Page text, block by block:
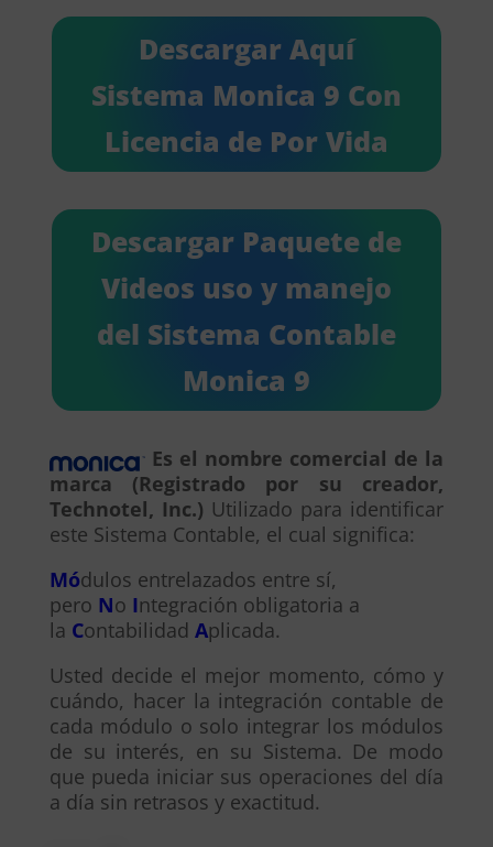
Descargar Aquí
Sistema Monica 9 Con
Licencia de Por Vida
Descargar Paquete de
Videos uso y manejo
del Sistema Contable
Monica 9
Es el nombre comercial de la
marca (Registrado por su creador,
Technotel, Inc.) Utilizado para identificar
este Sistema Contable, el cual significa:
Módulos entrelazados entre sí,
pero No Integración obligatoria a
la Contabilidad Aplicada.
Usted decide el mejor momento, cómo y
cuándo, hacer la integración contable de
cada módulo o solo integrar los módulos
de su interés, en su Sistema. De modo
que pueda iniciar sus operaciones del día
a día sin retrasos y exactitud.